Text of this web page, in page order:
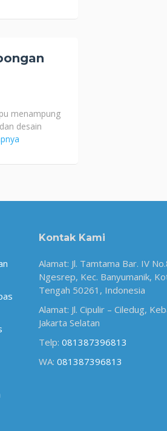
menampung
desain
Kontak Kami
Alamat: Jl. Tamtama Bar. IV
Ngesrep, Kec. Banyumanik,
Tengah 50261, Indonesia
Alamat: Jl. Cipulir – Ciledug,
Jakarta Selatan
Telp: 081387396813
WA: 081387396813